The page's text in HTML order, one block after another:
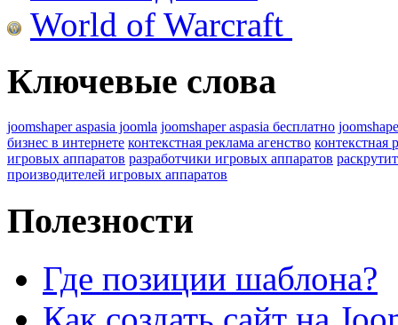
World of Warcraft
Ключевые слова
joomshaper aspasia joomla joomshaper aspasia бесплатно
бизнес в интернете контекстная реклама агенство контекстная
игровых аппаратов разработчики игровых аппаратов
производителей игровых аппаратов
Полезности
Где позиции шаблона?